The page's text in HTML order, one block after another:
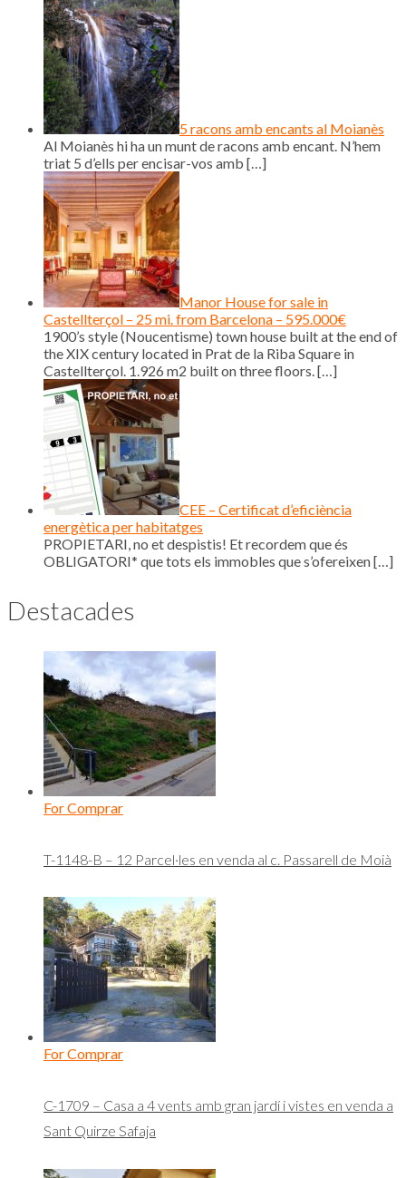
5 racons amb encants al Moianès
Al Moianès hi ha un munt de racons amb encant. N’hem
triat 5 d’ells per encisar-vos amb […]
Manor House for sale in
Castellterçol – 25 mi. from Barcelona – 595.000€
1900’s style (Noucentisme) town house built at the end of
the XIX century located in Prat de la Riba Square in
Castellterçol. 1.926 m2 built on three floors.[…]
CEE – Certificat d’eficiència
energètica per habitatges
PROPIETARI, no et despistis! Et recordem que és
OBLIGATORI* que tots els immobles que s’ofereixen[…]
Destacades
For Comprar
T-1148-B – 12 Parcel·les en venda al c. Passarell de Moià
For Comprar
C-1709 – Casa a 4 vents amb gran jardí i vistes en venda a
Sant Quirze Safaja